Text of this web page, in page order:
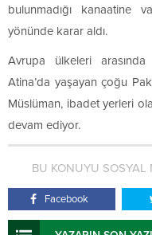
bulunmadığı kanaatine
yönünde karar aldı.
Avrupa ülkeleri
Atina’da yaşayan çoğu
Müslüman, ibadet yerleri
devam ediyor.
BU KONUYU SOSYAL
Facebook